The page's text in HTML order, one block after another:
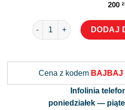
200
ilość Naklejka dla dzieci
DODAJ
Cena z kodem BAJBAJ
Infolinia
poniedziałek —